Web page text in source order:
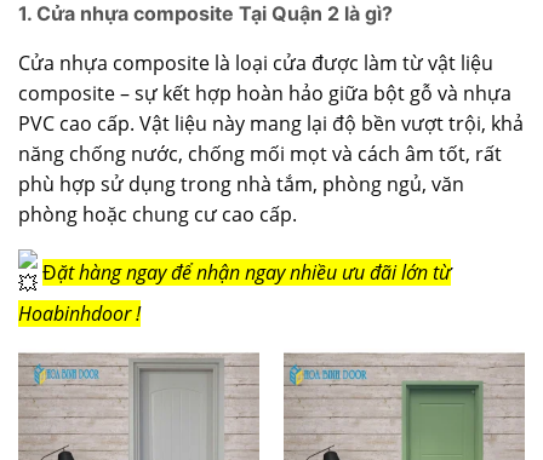
1. Cửa nhựa composite Tại Quận 2 là gì?
Cửa nhựa composite là loại cửa được làm từ vật liệu
composite – sự kết hợp hoàn hảo giữa bột gỗ và nhựa
PVC cao cấp. Vật liệu này mang lại độ bền vượt trội, khả
năng chống nước, chống mối mọt và cách âm tốt, rất
phù hợp sử dụng trong nhà tắm, phòng ngủ, văn
phòng hoặc chung cư cao cấp.
Đặt hàng ngay để nhận ngay nhiều ưu đãi lớn từ
Hoabinhdoor !